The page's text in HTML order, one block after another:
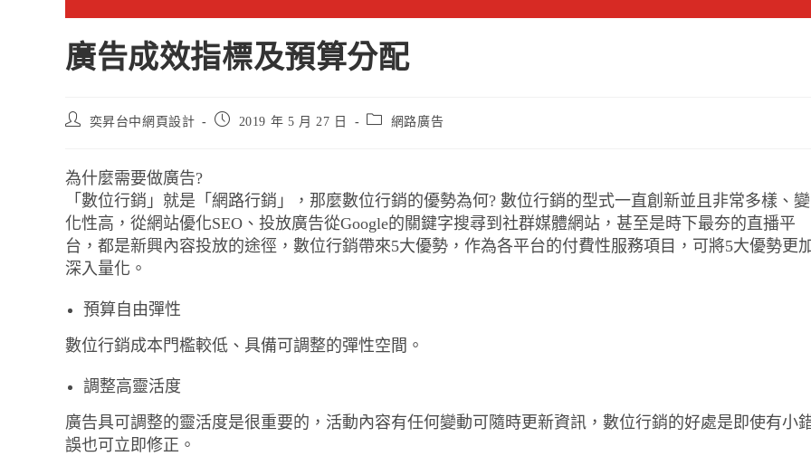
廣告成效指標及預算分配
奕昇台中網頁設計 2019 年 5 月 27 日 網路廣告
為什麼需要做廣告?
「數位行銷」就是「網路行銷」，那麼數位行銷的優勢為何? 數位行銷的型式一直創新並且非常多樣、變
化性高，從網站優化SEO、投放廣告從Google的關鍵字搜尋到社群媒體網站，甚至是時下最夯的直播平
台，都是新興內容投放的途徑，數位行銷帶來5大優勢，作為各平台的付費性服務項目，可將5大優勢更
深入量化。
預算自由彈性
數位行銷成本門檻較低、具備可調整的彈性空間。
調整高靈活度
廣告具可調整的靈活度是很重要的，活動內容有任何變動可隨時更新資訊，數位行銷的好處是即使有小
誤也可立即修正。